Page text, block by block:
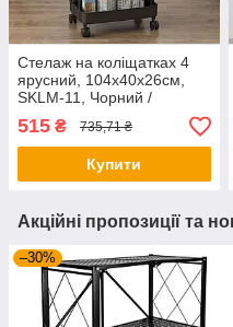
Стелаж на коліщатках 4
ярусний, 104х40х26см,
SKLM-11, Чорний /
Полиця на коліщатках /
Стелаж на кухню
515 ₴ 735,71 ₴
Купити
Акційні пропозиції та
–30%